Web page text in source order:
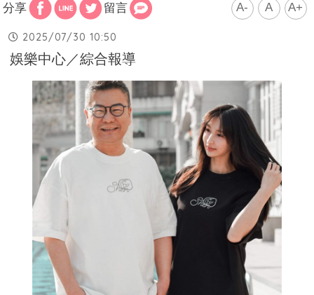
分享 留言 A- A A+
2025/07/30 10:50
娛樂中心／綜合報導